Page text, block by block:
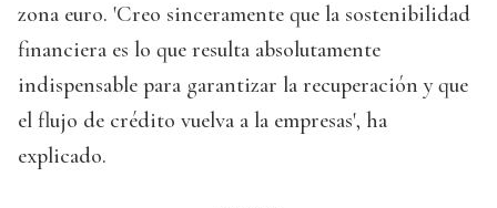
zona euro. 'Creo sinceramente que la sostenibilidad
financiera es lo que resulta absolutamente
indispensable para garantizar la recuperación y que
el flujo de crédito vuelva a la empresas', ha
explicado.